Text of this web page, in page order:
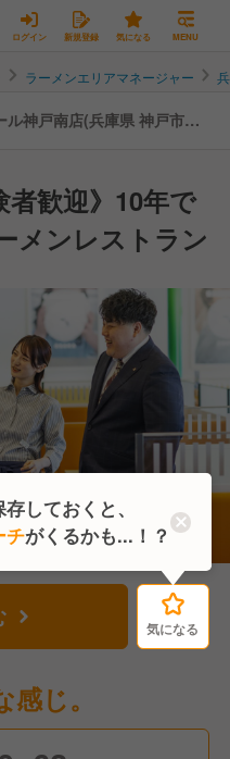
ログイン 新規登録 気になる MENU
ラーメンエリアマネージャー
ル神戸南店(兵庫県 神戸市兵
者歓迎》10年で
メンレストラン
気になる
じ。
気になる
しておくと、
チがくるかも...！？